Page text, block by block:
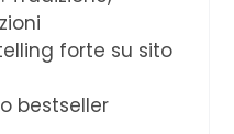
forte su sito
bestseller